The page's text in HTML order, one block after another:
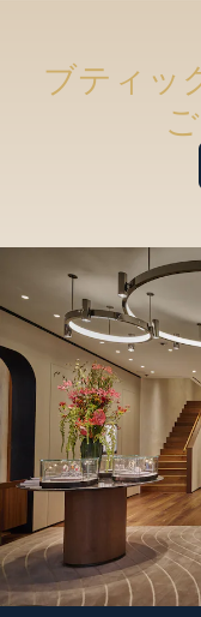
ブティッ